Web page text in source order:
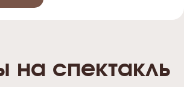
на спектакль